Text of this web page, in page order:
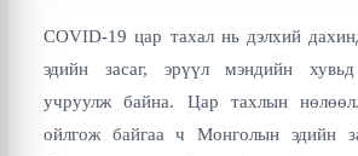
COVID-19 цар тахал нь дэлхий
эдийн засаг, эрүүл мэндийн
учруулж байна. Цар тахлын
ойлгож байгаа ч Монголын эдийн